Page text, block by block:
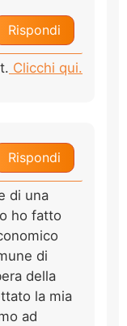
Rispondi
Clicchi qui.
Rispondi
di una
ho fatto
di
della
la mia
ad